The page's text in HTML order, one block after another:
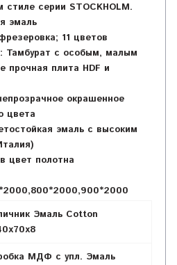
серии STOCKHOLM.
эмаль
11 цветов
Тамбурат с особым, малым
прочная плита HDF и
окрашенное
цвета
эмаль с высоким
цвет полотна
Эмаль Cotton
МДФ с упл. Эмаль